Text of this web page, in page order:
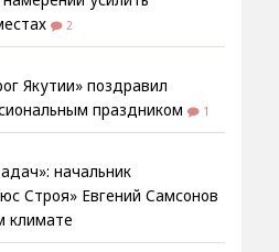
2
Якутии» поздравил
праздником
1
начальник
Строя» Евгений Самсонов
климате